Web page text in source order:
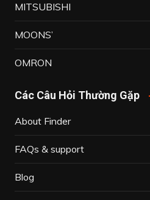
MITSUBISHI
MOONS’
OMRON
Các Câu Hỏi Thường Gặp
About Finder
FAQs & support
Blog